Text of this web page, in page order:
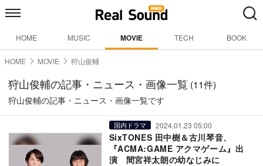
HOME MUSIC MOVIE TECH BOOK
HOME MOVIE 狩山俊輔
狩山俊輔の記事・ニュース・画像一覧 (11件)
狩山俊輔の記事・ニュース・画像一覧です
国内ドラマ 2024.01.23 05:00
SixTONES 田中樹＆古川琴音、
『ACMA:GAME アクマゲーム』出
演 間宮祥太朗の幼なじみに